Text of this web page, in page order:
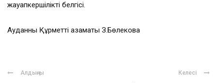
жауапкершіліктің белгісі.
Ауданның Құрметті азаматы З.Бөлекова
Алдыңғы Келесі